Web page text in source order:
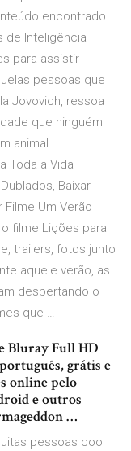
encontrado
de Inteligência
para assistir
pessoas que
Jovovich, ressoa
que ninguém
animal
Toda a Vida –
Baixar
Filme Um Verão
filme Lições para
trailers, fotos junto
aquele verão, as
despertando o
que …
Bluray Full HD
grátis e
online pelo
e outros
…
pessoas cool